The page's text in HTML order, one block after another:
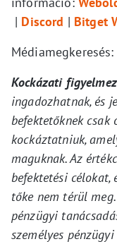
| Discord | Bitget
Kockázati
ingadozhatnak, és
befektetőknek csak
kockáztatniuk,
maguknak. Az
befektetési
tőke nem térül
pénzügyi
személyes